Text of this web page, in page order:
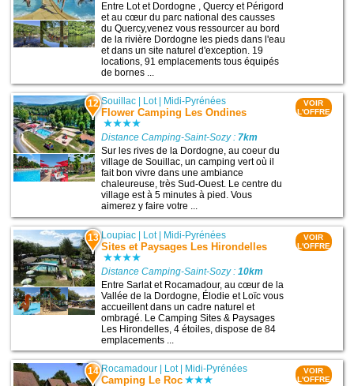
Entre Lot et Dordogne , Quercy et Périgord
et au cœur du parc national des causses
du Quercy,venez vous ressourcer au bord
de la rivière Dordogne les pieds dans l'eau
et dans un site naturel d'exception. 19
locations, 91 emplacements tous équipés
de bornes ...
12 Souillac Lot| Midi-Pyrénées
Flower Camping Les Ondines
Distance Camping-Saint-Sozy : 7km
Sur les rives de la Dordogne, au coeur du
village de Souillac, un camping vert où il
fait bon vivre dans une ambiance
chaleureuse, très Sud-Ouest. Le centre du
village est à 5 minutes à pied. Vous
aimerez y faire votre ...
VOIR
L'OFFRE
13 Loupiac | Lot| Midi-Pyrénées
Sites et Paysages Les Hirondelles
Distance Camping-Saint-Sozy :10km
Entre Sarlat et Rocamadour, au cœur de la
Vallée de la Dordogne, Élodie et Loïc vous
accueillent dans un cadre naturel et
ombragé. Le Camping Sites & Paysages
Les Hirondelles, 4 étoiles, dispose de 84
emplacements ...
VOIR
L'OFFRE
14 Rocamadour | Lot| Midi-Pyrénées
Camping Le Roc
VOIR
L'OFFRE